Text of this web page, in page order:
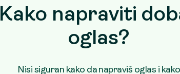
Kako napraviti
oglas?
Nisi siguran kako da napraviš oglas i kako